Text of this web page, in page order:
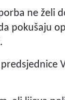
ne želi
pokušaju